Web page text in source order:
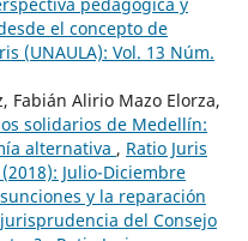
el concepto de
(UNAULA): Vol. 13 Núm.
Fabián Alirio Mazo Elorza,
solidarios de Medellín:
alternativa , Ratio Juris
Julio-Diciembre
y la reparación
del Consejo